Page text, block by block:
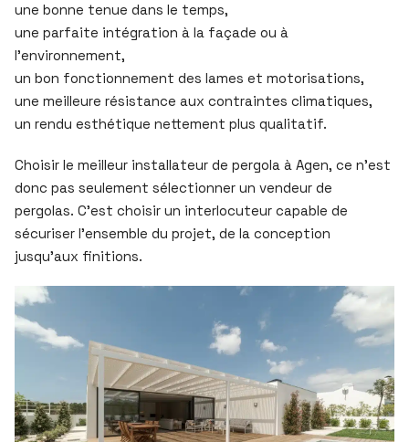
une bonne tenue dans le temps,
une parfaite intégration à la façade ou à
l’environnement,
un bon fonctionnement des lames et motorisations,
une meilleure résistance aux contraintes climatiques,
un rendu esthétique nettement plus qualitatif.
Choisir le meilleur installateur de pergola à Agen, ce n’est
donc pas seulement sélectionner un vendeur de
pergolas. C’est choisir un interlocuteur capable de
sécuriser l’ensemble du projet, de la conception
jusqu’aux finitions.